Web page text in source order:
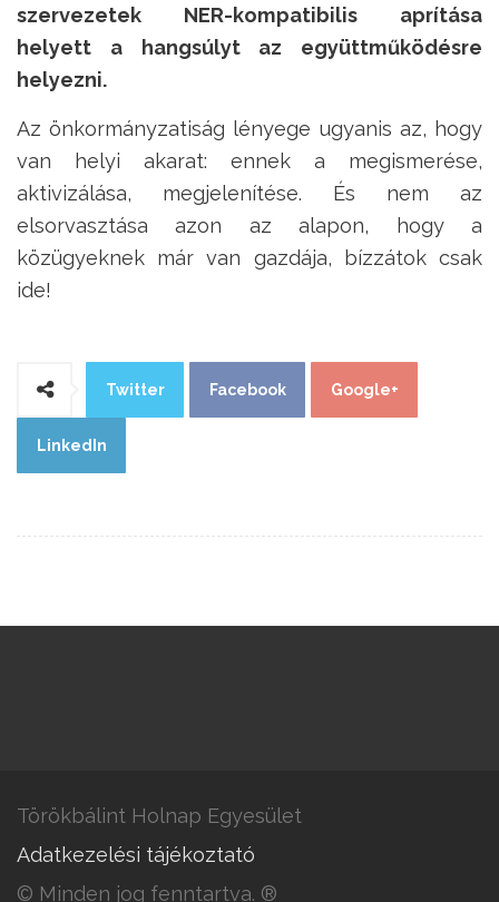
szervezetek NER-kompatibilis aprítása
helyett a hangsúlyt az együttműködésre
helyezni.
Az önkormányzatiság lényege ugyanis az, hogy
van helyi akarat: ennek a megismerése,
aktivizálása, megjelenítése. És nem az
elsorvasztása azon az alapon, hogy a
közügyeknek már van gazdája, bízzátok csak
ide!
Twitter Facebook Google+
LinkedIn
Törökbálint Holnap Egyesület
Adatkezelési tájékoztató
© Minden jog fenntartva. ®